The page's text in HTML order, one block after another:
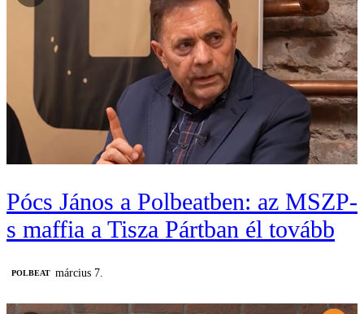
Pócs János a Polbeatben: az MSZP-
s maffia a Tisza Pártban él tovább
‎POLBEAT március 7.